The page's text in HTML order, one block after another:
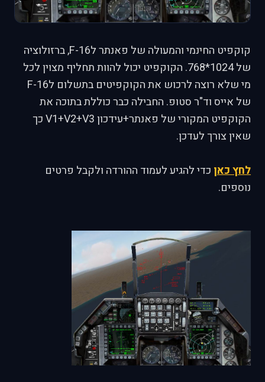
קוקפיט החינמי והמעולה של פאנתר לF-16, ברזולוציה
של 1024*768. הקוקפיט יכול להוות תחליף מצוין לכל
מי שלא רוצה לרכוש את הקוקפיטים בתשלום לF-16
של אייס וד"ר סטופ. החבילה כבר כוללת בתוכה את
הקוקפיט המקורי של פאנתר+עידכון V1+V2+V3 כך
שאין צורך לעדכן.
לחץ כאן כדי להגיע לעמוד ההורדה ולקבל פרטים
נוספים.